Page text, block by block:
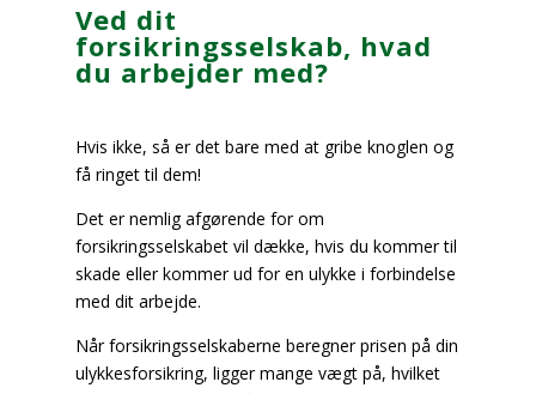
Ved dit
forsikringsselskab, hvad
du arbejder med?
Hvis ikke, så er det bare med at gribe knoglen og
få ringet til dem!
Det er nemlig afgørende for om
forsikringsselskabet vil dække, hvis du kommer til
skade eller kommer ud for en ulykke i forbindelse
med dit arbejde.
Når forsikringsselskaberne beregner prisen på din
ulykkesforsikring, ligger mange vægt på, hvilket